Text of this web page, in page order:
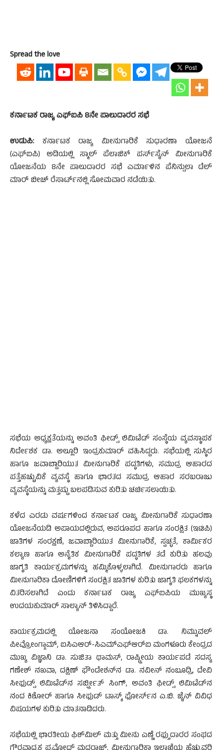
Spread the love
ಕರ್ನಾಟಕ ರಾಜ್ಯ ಎಫ್‌ಐಪಿ 8ನೇ ಪಾಲುದಾರರ ಸಭೆ
ಉಡುಪಿ: ಕರ್ನಾಟಕ ರಾಜ್ಯ ಮೀನುಗಾರಿಕೆ ಸುಧಾರಣಾ ಯೋಜನೆ
(ಎಫ್‌ಐಪಿ) ಅಡಿಯಲ್ಲಿ ಸ್ಮಾಲ್ ಪೆಲಾಜಿಕ್ ಪರ್ಸ್‌ಸೈನ್ ಮೀನುಗಾರಿಕೆ
ಯೋಜನೆಯ 8ನೇ ಪಾಲುದಾರರ ಸಭೆ ಎರ್ಮಾಳಿನ ಪೆನಿನ್ಸುಲಾ ಡೆಲ್
ಮಾರ್ ಬೀಚ್ ರೆಸಾರ್ಟ್‌ನಲ್ಲಿ ಸೋಮವಾರ ನಡೆಯಿತು.
ಸಭೆಯ ಅಧ್ಯಕ್ಷತೆಯನ್ನು ಅವಂತಿ ಫೀಡ್ಸ್ ಲಿಮಿಟೆಡ್ ಸಂಸ್ಥೆಯ ವ್ಯವಸ್ಥಾಪಕ
ನಿರ್ದೇಶಕ ಡಾ. ಅಲ್ಲೂರಿ ಇಂದ್ರಕುಮಾರ್ ವಹಿಸಿದ್ದರು. ಸಭೆಯಲ್ಲಿ ಸುಸ್ಥಿರ
ಹಾಗೂ ಜವಾಬ್ದಾರಿಯುತ ಮೀನುಗಾರಿಕೆ ಪದ್ಧತಿಗಳು, ಸಮುದ್ರ ಆಹಾರದ
ಪತ್ತೆಹಚ್ಚುವಿಕೆ ವ್ಯವಸ್ಥೆ ಹಾಗೂ ಭಾರತದ ಸಮುದ್ರ ಆಹಾರ ಸರಬರಾಜು
ವ್ಯವಸ್ಥೆಯನ್ನು ಮತ್ತಷ್ಟು ಬಲಪಡಿಸುವ ಕುರಿತು ಚರ್ಚಿಸಲಾಯಿತು.
ಕಳೆದ ಎರಡು ವರ್ಷಗಳಿಂದ ಕರ್ನಾಟಕ ರಾಜ್ಯ ಮೀನುಗಾರಿಕೆ ಸುಧಾರಣಾ
ಯೋಜನೆಯಡಿ ಅಪಾಯದಲ್ಲಿರುವ, ಅಪರೂಪದ ಹಾಗೂ ಸಂರಕ್ಷಿತ (ಇಟಿಪಿ)
ಜಾತಿಗಳ ಸಂರಕ್ಷಣೆ, ಜವಾಬ್ದಾರಿಯುತ ಮೀನುಗಾರಿಕೆ, ಸ್ವಚ್ಛತೆ, ಕಾರ್ಮಿಕರ
ಕಲ್ಯಾಣ ಹಾಗೂ ಅನೈತಿಕ ಮೀನುಗಾರಿಕೆ ಪದ್ಧತಿಗಳ ತಡೆ ಕುರಿತು ಹಲವು
ಜಾಗೃತಿ ಕಾರ್ಯಕ್ರಮಗಳನ್ನು ಹಮ್ಮಿಕೊಳ್ಳಲಾಗಿದೆ. ಮೀನುಗಾರರು ಹಾಗೂ
ಮೀನುಗಾರಿಕಾ ದೋಣಿಗಳಿಗೆ ಸಂರಕ್ಷಿತ ಜಾತಿಗಳ ಕುರಿತು ಜಾಗೃತಿ ಫಲಕಗಳನ್ನು
ವಿತರಿಸಲಾಗಿದೆ ಎಂದು ಕರ್ನಾಟಕ ರಾಜ್ಯ ಎಫ್‌ಐಪಿಯ ಮುಖ್ಯಸ್ಥ
ಉದಯಕುಮಾರ್ ಸಾಲ್ಯಾನ್ ತಿಳಿಸಿದ್ದಾರೆ.
ಕಾರ್ಯಕ್ರಮದಲ್ಲಿ ಯೋಜನಾ ಸಂಯೋಜಕಿ ಡಾ. ನಿಮ್ನುವಲ್
ಪೀವ್ರೋಂಗ್ಗಾಮ್, ಐಸಿಎಆರ್-ಸಿಎಮ್‌ಎಫ್‌ಆರ್‌ಐ ಮಂಗಳೂರು ಕೇಂದ್ರದ
ಮುಖ್ಯ ವಿಜ್ಞಾನಿ ಡಾ. ಸುಜಿತಾ ಥಾಮಸ್, ರಾಷ್ಟ್ರೀಯ ಕಾರ್ಯಪಡೆ ಸದಸ್ಯ
ಗಣೇಶ್ ನಖವಾ, ದಕ್ಷಿಣ್ ಫೌಂಡೇಶನ್‌ನ ಡಾ. ನವೀನ್ ನಂಬೂದ್ರಿ, ದೇವಿ
ಸೀಫುಡ್ಸ್ ಲಿಮಿಟೆಡ್‌ನ ಸರ್ಬ್ಪ್ರೀತ್ ಸಿಂಗ್, ಅವಂತಿ ಫೀಡ್ಸ್ ಲಿಮಿಟೆಡ್‌ನ
ನಂದ ಕಿಶೋರ್ ಹಾಗೂ ಸೀಫುಡ್ ಟಾಸ್ಕ್ ಫೋರ್ಸ್‌ನ ಎ.ಬಿ. ಜೈನ್ ವಿವಿಧ
ವಿಷಯಗಳ ಕುರಿತು ಮಾತನಾಡಿದರು.
ಸಭೆಯಲ್ಲಿ ಭಾರತೀಯ ಫಿಶ್‌ಮಿಲ್ ಮತ್ತು ಮೀನು ಎಣ್ಣೆ ರಫ್ತುದಾರರ ಸಂಘದ